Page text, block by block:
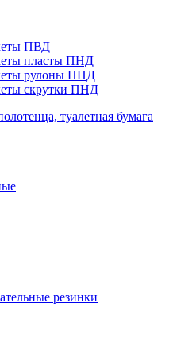
ПВД
пласты ПНД
рулоны ПНД
скрутки ПНД
туалетная бумага
резинки